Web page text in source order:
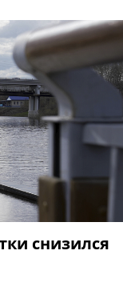
снизился